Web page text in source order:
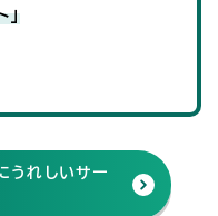
うれしいサー